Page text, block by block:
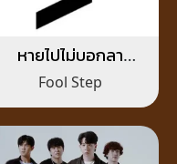
หายไปไม่บอกลา
(Unsaid Goodbye)
Fool Step